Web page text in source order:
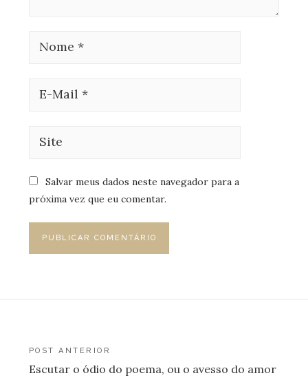
Salvar meus dados neste navegador para a
próxima vez que eu comentar.
Navegação
de
POST ANTERIOR
Escutar o ódio do poema, ou o avesso do amor